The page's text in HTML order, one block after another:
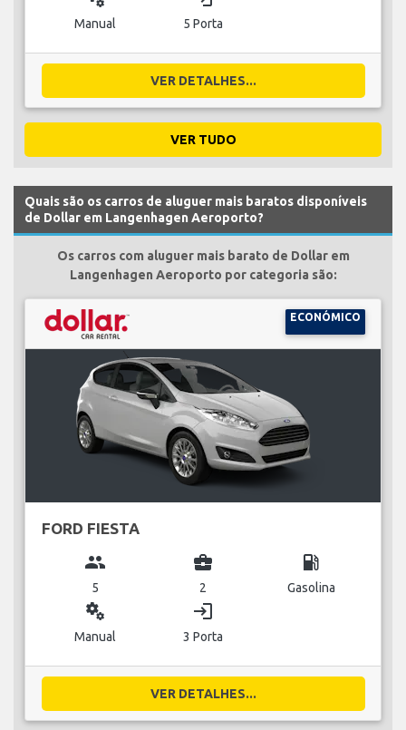
Manual 5 Porta
VER DETALHES...
VER TUDO
Quais são os carros de aluguer mais baratos disponíveis
de Dollar em Langenhagen Aeroporto?
Os carros com aluguer mais barato de Dollar em
Langenhagen Aeroporto por categoria são:
ECONÓMICO
FORD FIESTA
group
5
business_center
2
local_gas_station
Gasolina
miscellaneous_services
Manual
login
3 Porta
VER DETALHES...